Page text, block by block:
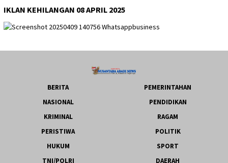
IKLAN KEHILANGAN 08 APRIL 2025
BERITA
PEMERINTAHAN
NASIONAL
PENDIDIKAN
KRIMINAL
RAGAM
PERISTIWA
POLITIK
HUKUM
SPORT
TNI/POLRI
DAERAH